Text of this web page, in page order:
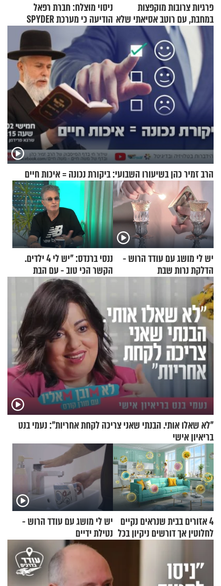
פרגיות צרובות מוקפצות
במחבת, עם רוטב אסיאתי שלא
יישכח במהרה
ניסוי מוצלח: חברת רפאל
הודיעה כי מערכת SPYDER
הצליחה ליירט כטב"ם
הרב זמיר כהן בשיעורו השבועי: ביקורת נכונה = איכות חיים
יש לי מושג עם עודד הרוש -
הדלקת נרות שבת
ננסי ברנדס: "יש לי 4 ילדים.
הקשר הכי טוב - עם הבת
"לא שאלו אותי. הבנתי שאני צריכה לקחת אחריות": נעמי בנט
בריאיון אישי
4 אזורים בבית שנראים נקיים
לחלוטין אך דורשים ניקיון בכל
יש לי מושג עם עודד הרוש -
נטילת ידיים